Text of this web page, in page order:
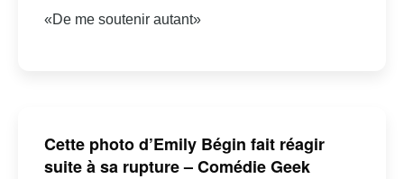
«De me soutenir autant»
Cette photo d’Emily Bégin fait réagir
suite à sa rupture – Comédie Geek